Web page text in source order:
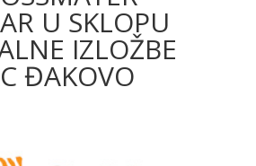
U SKLOPU
IZLOŽBE
ĐAKOVO